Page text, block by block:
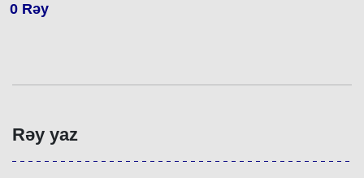
0 Rəy
Rəy yaz